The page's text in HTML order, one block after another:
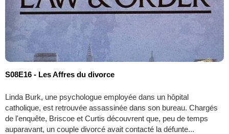
S08E16 - Les Affres du divorce
Linda Burk, une psychologue employée dans un hôpital
catholique, est retrouvée assassinée dans son bureau. Chargés
de l'enquête, Briscoe et Curtis découvrent que, peu de temps
auparavant, un couple divorcé avait contacté la défunte...